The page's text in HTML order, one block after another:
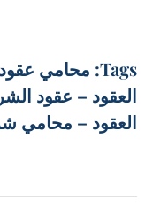
Tags: محامي
العقود – عقود
العقود – محامي